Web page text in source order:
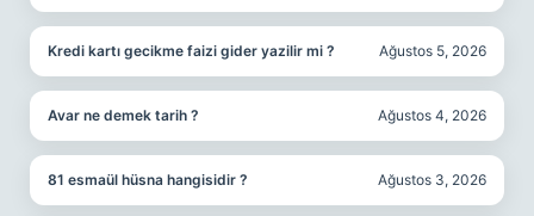
Kredi kartı gecikme faizi gider yazilir mi ? Ağustos 5, 2026
Avar ne demek tarih ? Ağustos 4, 2026
81 esmaül hüsna hangisidir ? Ağustos 3, 2026